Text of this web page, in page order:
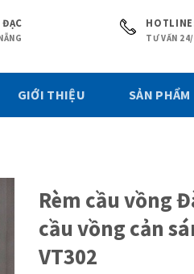
TƯ VẤN
GIỚI THIỆU SẢN PHẨM
Rèm cầu vồng
cầu vồng cản
VT302